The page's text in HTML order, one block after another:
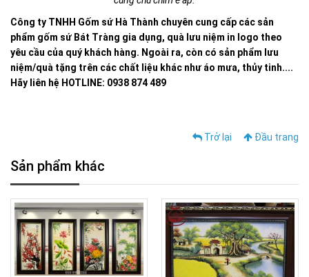
Công ty TNHH Gốm sứ Hà Thành chuyên cung cấp các sản
phẩm gốm sứ Bát Tràng gia dụng, quà lưu niệm in logo theo
yêu cầu của quý khách hàng. Ngoài ra, còn có sản phẩm lưu
niệm/quà tặng trên các chất liệu khác như áo mưa, thủy tinh....
Hãy liên hệ HOTLINE: 0938 874 489
Trở lại Đầu trang
Sản phẩm khác